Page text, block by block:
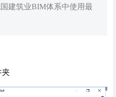
建筑业BIM体系中使用最